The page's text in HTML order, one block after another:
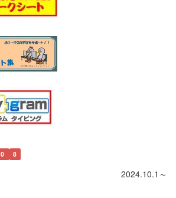
0 8
2024.10.1～